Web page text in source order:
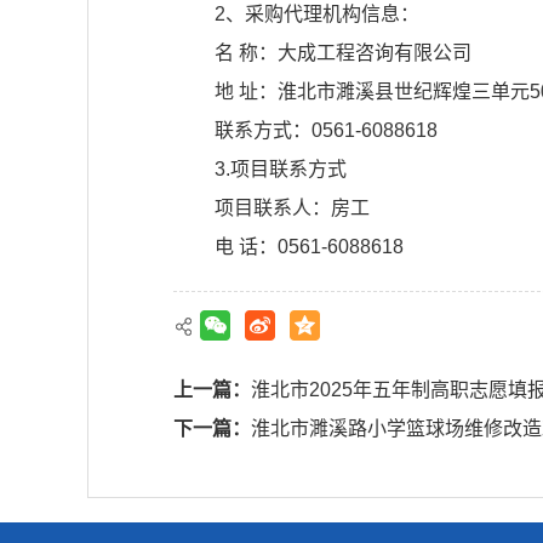
2、采购代理机构信息：
名 称：大成工程咨询有限公司
地 址：淮北市濉溪县世纪辉煌三单元
联系方式：0561-6088618
3.项目联系方式
项目联系人：房工
电 话：0561-6088618
上一篇： 淮北市2025年五年制高职志愿填
下一篇： 淮北市濉溪路小学篮球场维修改